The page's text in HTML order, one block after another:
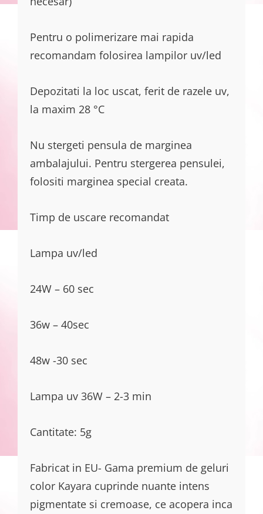
Pentru o polimerizare mai rapida
recomandam folosirea lampilor uv/led
Depozitati la loc uscat, ferit de razele uv,
la maxim 28 °C
Nu stergeti pensula de marginea
ambalajului. Pentru stergerea pensulei,
folositi marginea special creata.
Timp de uscare recomandat
Lampa uv/led
24W – 60 sec
36w – 40sec
48w -30 sec
Lampa uv 36W – 2-3 min
Cantitate: 5g
Fabricat in EU- Gama premium de geluri
color Kayara cuprinde nuante intens
pigmentate si cremoase, ce acopera inca